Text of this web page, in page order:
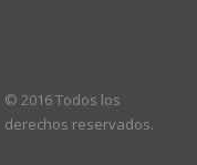
© 2016 Todos los
derechos reservados.